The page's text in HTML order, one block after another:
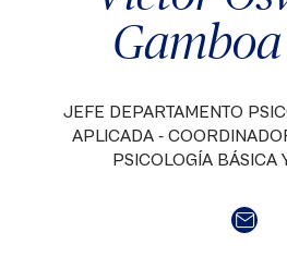
JEFE DEPARTAMENTO
APLICADA -
PSICOLOGÍA BÁSICA